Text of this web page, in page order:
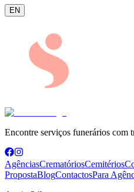
EN
Encontre serviços funerários com
AgênciasCrematóriosCemitérios
PropostaBlogContactosPara